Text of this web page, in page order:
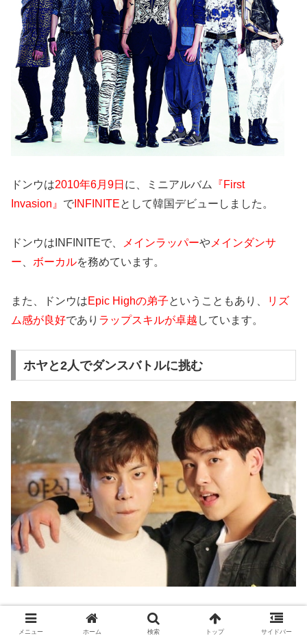
ドンウは2010年6月9日 に、ミニアルバム 『First
Invasion』 で INFINITEとして韓国デビューしました。
ドンウはINFINITEで、 メインラッパーや メインダンサ
ー
ボーカルを務めています。
また、ドンウはEpic Highの弟子ということもあり、
リズ
ム感が良好であり ラップスキルが卓越 しています。
ホヤと2人でダンスバトルに挑む
2011年 Mnet Mカウントダウンダンスバトル
で、ドンウ
はホヤと2人のみで舞台に立ちました。
メニュー ホーム 検索 トップ サイドバー